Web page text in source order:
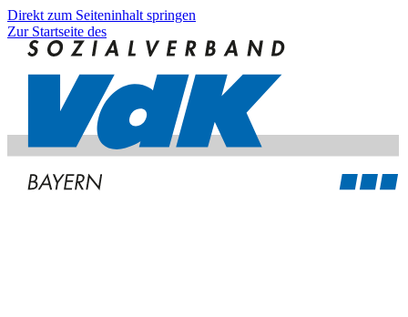
Direkt zum Seiteninhalt springen
Zur Startseite des